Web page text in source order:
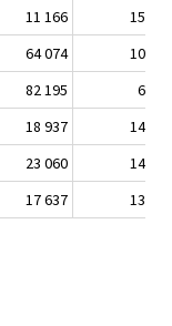
11 166
15,4
64 074
10,8
82 195
6,0
18 937
14,0
23 060
14,5
17 637 13,9